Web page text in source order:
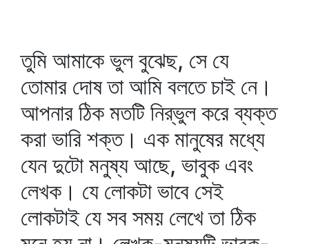
তুমি আমাকে ভুল বুঝেছ, সে যে
তোমার দোষ তা আমি বলতে চাই নে।
আপনার ঠিক মতটি নির্‌ভুল করে ব্যক্ত
করা ভারি শক্ত। এক মানুষের মধ্যে
যেন দুটো মনুষ্য আছে, ভাবুক এবং
লেখক। যে লোকটা ভাবে সেই
লোকটাই যে সব সময় লেখে তা ঠিক